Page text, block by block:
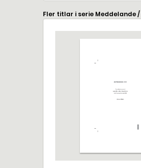
Fler titlar i serie Meddelande